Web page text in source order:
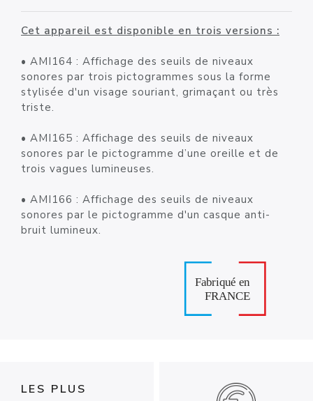
Cet appareil est disponible en trois versions :
• AMI164 : Affichage des seuils de niveaux
sonores par trois pictogrammes sous la forme
stylisée d'un visage souriant, grimaçant ou très
triste.
• AMI165 : Affichage des seuils de niveaux
sonores par le pictogramme d’une oreille et de
trois vagues lumineuses.
• AMI166 : Affichage des seuils de niveaux
sonores par le pictogramme d'un casque anti-
bruit lumineux.
LES PLUS